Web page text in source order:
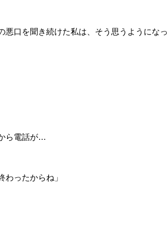
口を聞き続けた私は、そう思うようになっ
ら電話が…
わったからね」